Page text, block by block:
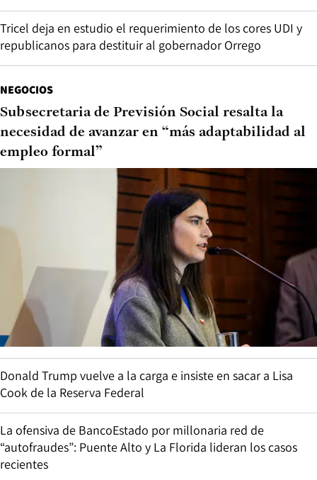
Tricel deja en estudio el requerimiento de los cores UDI y
republicanos para destituir al gobernador Orrego
NEGOCIOS
Subsecretaria de Previsión Social resalta la
necesidad de avanzar en “más adaptabilidad al
empleo formal”
Donald Trump vuelve a la carga e insiste en sacar a Lisa
Cook de la Reserva Federal
La ofensiva de BancoEstado por millonaria red de
“autofraudes”: Puente Alto y La Florida lideran los casos
recientes